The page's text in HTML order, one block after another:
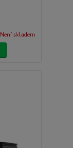
Není skladem